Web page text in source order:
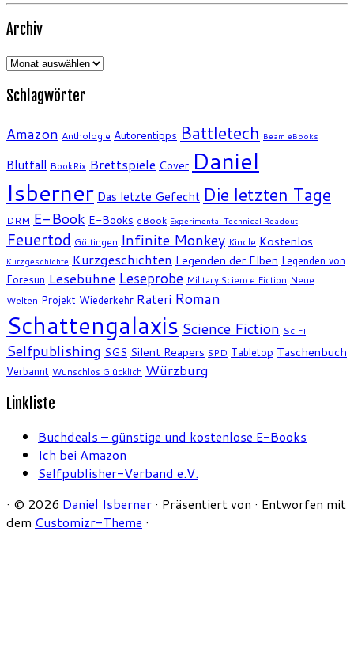
Archiv
Archiv
Schlagwörter
Amazon Anthologie Autorentipps Battletech Beam eBooks
Blutfall BookRix Brettspiele Cover Daniel
Isberner Das letzte Gefecht Die letzten Tage
DRM E-Book E-Books eBook Experimental Technical Readout
Feuertod Göttingen Infinite Monkey Kindle Kostenlos
Kurzgeschichte Kurzgeschichten Legenden der Elben Legenden von
Foresun Lesebühne Leseprobe Military Science Fiction Neue
Welten Projekt Wiederkehr Rateri Roman
Schattengalaxis Science Fiction SciFi
Selfpublishing SGS Silent Reapers SPD Tabletop Taschenbuch
Verbannt Wunschlos Glücklich Würzburg
Linkliste
Buchdeals – günstige und kostenlose E-Books
Ich bei Amazon
Selfpublisher-Verband e.V.
· © 2026 Daniel Isberner · Präsentiert von · Entworfen mit
dem Customizr-Theme ·